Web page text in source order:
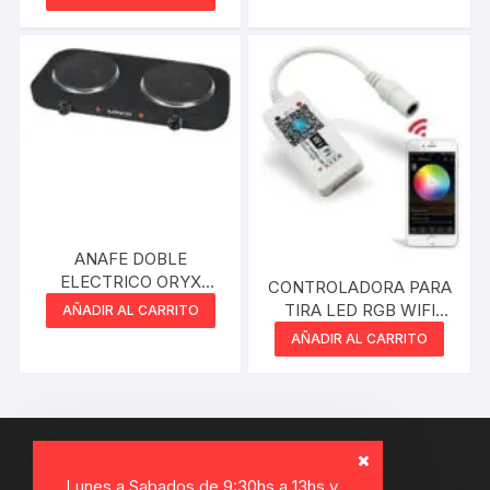
ANAFE DOBLE
ELECTRICO ORYX
NEGRO 200W
AÑADIR AL CARRITO
CONTROLADORA PARA
TIRA LED RGB WIFI
ETHEOS 100W 30MTS
AÑADIR AL CARRITO